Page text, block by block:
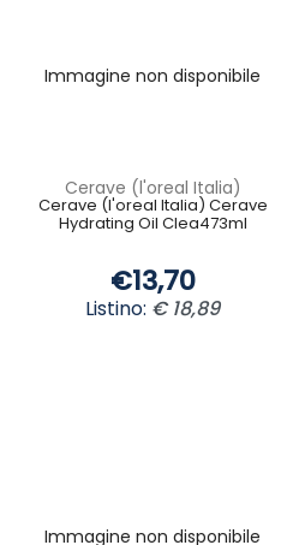
Immagine non disponibile
Cerave (l'oreal Italia)
Cerave (l'oreal Italia) Cerave
Hydrating Oil Clea473ml
€13,70
Listino: € 18,89
Immagine non disponibile